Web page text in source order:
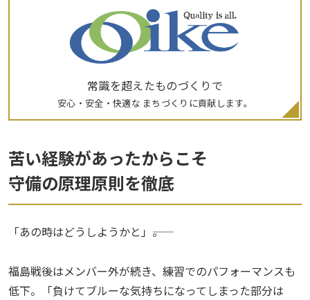
常識を超えたものづくりで
安心・安全・快適な まちづくりに貢献します。
苦い経験があったからこそ
守備の原理原則を徹底
「あの時はどうしようかと」――。
福島戦後はメンバー外が続き、練習でのパフォーマンスも
低下。「負けてブルーな気持ちになってしまった部分は